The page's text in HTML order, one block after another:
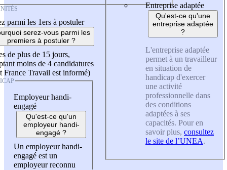
parmi les 1ers à postuler
serez-vous parmi les
premiers à postuler ?
de plus de 15 jours,
moins de 4 candidatures
France Travail est informé)
Employeur handi-
engagé
Qu'est-ce qu'un
employeur handi-
engagé ?
Un employeur handi-
engagé est un
employeur reconnu
Entreprise adaptée
Qu'est-ce qu'une
entreprise adaptée
?
L'entreprise adaptée
permet à un travailleur
en situation de
handicap d'exercer
une activité
professionnelle dans
des conditions
adaptées à ses
capacités. Pour en
savoir plus, consultez
le site de l’UNEA.